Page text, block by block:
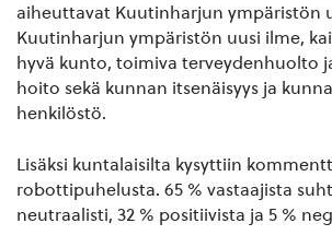
aiheuttavat Kuutinharjun ympäristön
Kuutinharjun ympäristön uusi ilme,
hyvä kunto, toimiva terveydenhuolto
hoito sekä kunnan itsenäisyys ja
henkilöstö.
Lisäksi kuntalaisilta kysyttiin
robottipuhelusta. 65 % vastaajista
neutraalisti, 32 % positiivista ja 5 %